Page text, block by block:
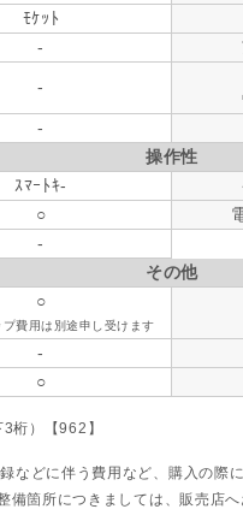
ﾓｹｯﾄ
-
-
-
操作性
ｽﾏｰﾄｷ-
○
-
その他
○
費用は別途申し受けます
-
○
桁）【962】
などに伴う費用など、購入の際
備箇所につきましては、販売店へ